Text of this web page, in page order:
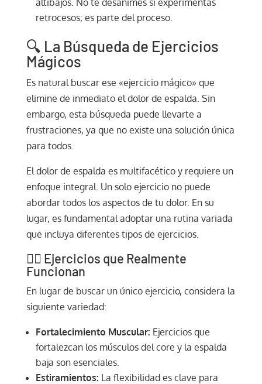
retrocesos; es parte del proceso.
🔍 La Búsqueda de Ejercicios
Mágicos
Es natural buscar ese «ejercicio mágico» que
elimine de inmediato el dolor de espalda. Sin
embargo, esta búsqueda puede llevarte a
frustraciones, ya que no existe una solución única
para todos.
El dolor de espalda es multifacético y requiere un
enfoque integral. Un solo ejercicio no puede
abordar todos los aspectos de tu dolor. En su
lugar, es fundamental adoptar una rutina variada
que incluya diferentes tipos de ejercicios.
🏋️‍♂️ Ejercicios que Realmente
Funcionan
En lugar de buscar un único ejercicio, considera la
siguiente variedad:
Fortalecimiento Muscular: Ejercicios que
fortalezcan los músculos del core y la espalda
baja son esenciales.
Estiramientos: La flexibilidad es clave para